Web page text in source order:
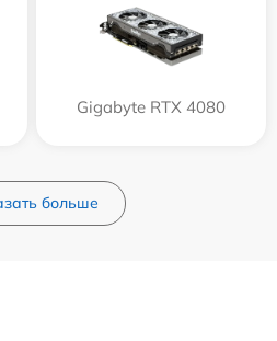
Gigabyte RTX 4080
больше